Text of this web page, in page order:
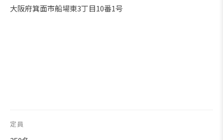
大阪府箕面市船場東3丁目10番1号
定員